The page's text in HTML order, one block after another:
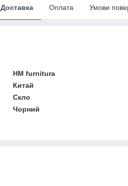
Доставка Оплата Умови
HM furnitura
Китай
Скло
Чорний